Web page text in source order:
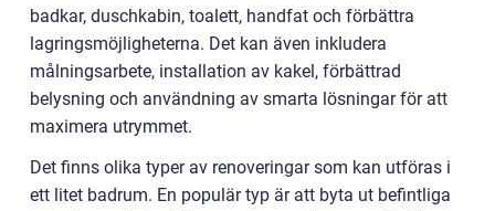
badkar, duschkabin, toalett, handfat och förbättra
lagringsmöjligheterna. Det kan även inkludera
målningsarbete, installation av kakel, förbättrad
belysning och användning av smarta lösningar för att
maximera utrymmet.
Det finns olika typer av renoveringar som kan utföras i
ett litet badrum. En populär typ är att byta ut befintliga